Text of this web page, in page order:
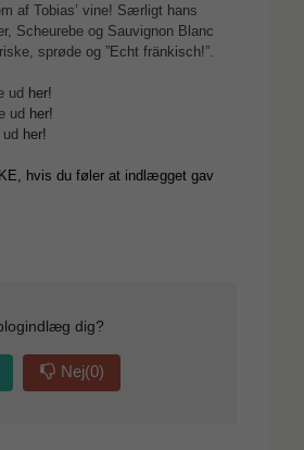
af Tobias’ vine! Særligt hans
Scheurebe og Sauvignon Blanc
sprøde og ”Echt fränkisch!”.
ud her!
ud her!
her!
hvis du føler at indlægget gav
dig?
Nej(0)